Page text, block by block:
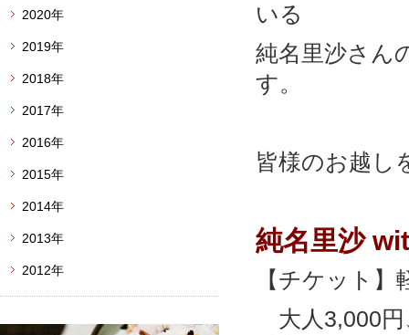
いる
純名里沙さん
す。
皆様のお越し
純名里沙
【チケット】
大人3,000
2020年
2019年
2018年
2017年
2016年
2015年
2014年
2013年
2012年